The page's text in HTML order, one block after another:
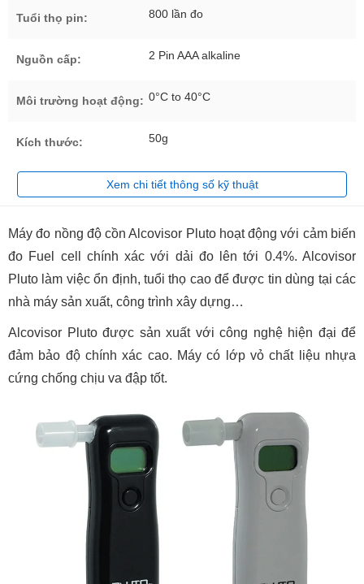
Tuổi thọ pin: 800 lần đo
Nguồn cấp: 2 Pin AAA alkaline
Môi trường hoạt động: 0°C to 40°C
Kích thước: 50g
Xem chi tiết thông số kỹ thuật
Máy đo nồng độ cồn Alcovisor Pluto hoạt động với cảm biến
đo Fuel cell chính xác với dải đo lên tới 0.4%. Alcovisor
Pluto làm việc ổn định, tuổi thọ cao để được tin dùng tại các
nhà máy sản xuất, công trình xây dựng…
Alcovisor Pluto được sản xuất với công nghệ hiện đại để
đảm bảo độ chính xác cao. Máy có lớp vỏ chất liệu nhựa
cứng chống chịu va đập tốt.